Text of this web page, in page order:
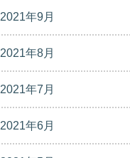
2021年9月
2021年8月
2021年7月
2021年6月